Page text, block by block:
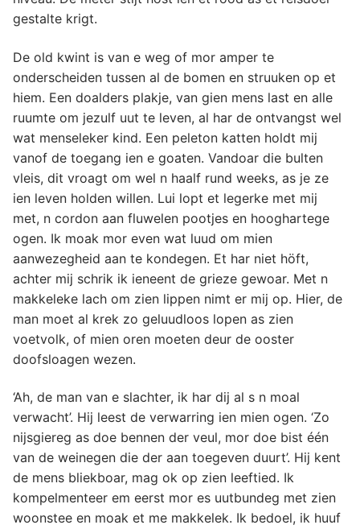
gestalte krigt.
De old kwint is van e weg of mor amper te
onderscheiden tussen al de bomen en struuken op et
hiem. Een doalders plakje, van gien mens last en alle
ruumte om jezulf uut te leven, al har de ontvangst wel
wat menseleker kind. Een peleton katten holdt mij
vanof de toegang ien e goaten. Vandoar die bulten
vleis, dit vroagt om wel n haalf rund weeks, as je ze
ien leven holden willen. Lui lopt et legerke met mij
met, n cordon aan fluwelen pootjes en hooghartege
ogen. Ik moak mor even wat luud om mien
aanwezegheid aan te kondegen. Et har niet höft,
achter mij schrik ik ieneent de grieze gewoar. Met n
makkeleke lach om zien lippen nimt er mij op. Hier, de
man moet al krek zo geluudloos lopen as zien
voetvolk, of mien oren moeten deur de ooster
doofsloagen wezen.
‘Ah, de man van e slachter, ik har dij al s n moal
verwacht’. Hij leest de verwarring ien mien ogen. ‘Zo
nijsgiereg as doe bennen der veul, mor doe bist één
van de weinegen die der aan toegeven duurt’. Hij kent
de mens bliekboar, mag ok op zien leeftied. Ik
kompelmenteer em eerst mor es uutbundeg met zien
woonstee en moak et me makkelek. Ik bedoel, ik huuf